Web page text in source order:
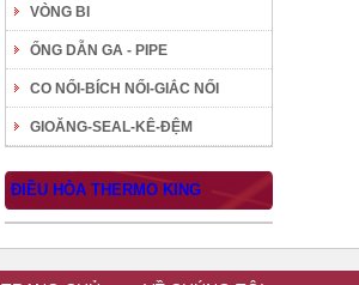
VÒNG BI
ỐNG DẪN GA - PIPE
CO NỐI-BÍCH NỐI-GIẮC NỐI
GIOĂNG-SEAL-KÊ-ĐỆM
ĐIỀU HÒA THERMO KING